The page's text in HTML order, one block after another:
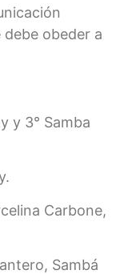
debe obeder a
y 3° Samba
Carbone,
Sambá